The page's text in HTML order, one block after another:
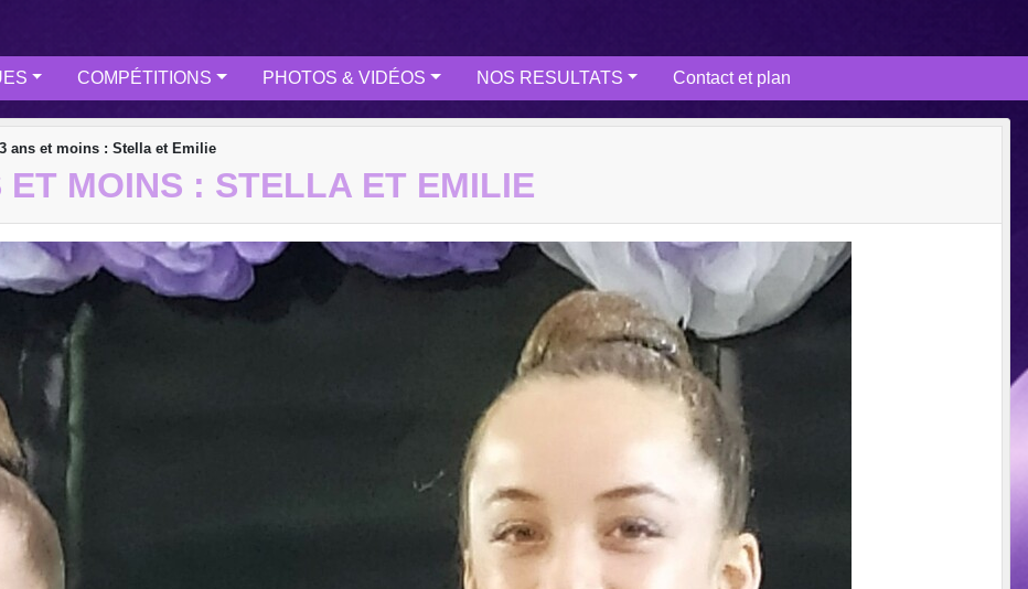
COMPÉTITIONS PHOTOS & VIDÉOS NOS RESULTATS Contact et plan
ans et moins : Stella et Emilie
MOINS : STELLA ET EMILIE